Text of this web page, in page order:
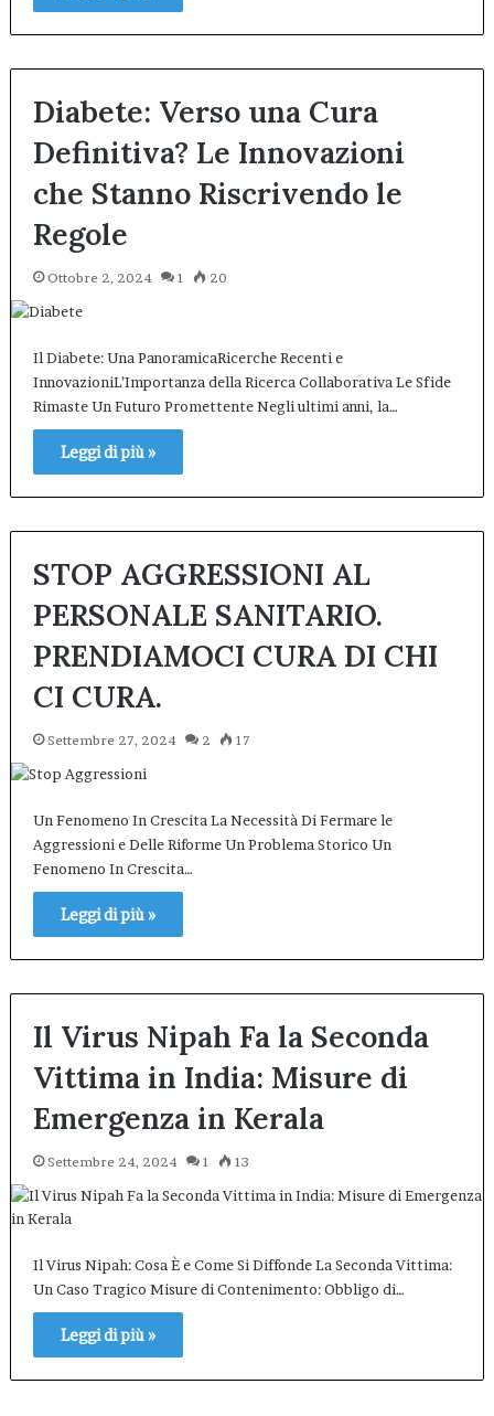
Diabete: Verso una Cura
Definitiva? Le Innovazioni
che Stanno Riscrivendo le
Regole
Ottobre 2, 2024 1 20
Il Diabete: Una PanoramicaRicerche Recenti e
InnovazioniL’Importanza della Ricerca Collaborativa Le Sfide
Rimaste Un Futuro Promettente Negli ultimi anni, la…
Leggi di più »
STOP AGGRESSIONI AL
PERSONALE SANITARIO.
PRENDIAMOCI CURA DI CHI
CI CURA.
Settembre 27, 2024 2 17
Un Fenomeno In Crescita La Necessità Di Fermare le
Aggressioni e Delle Riforme Un Problema Storico Un
Fenomeno In Crescita…
Leggi di più »
Il Virus Nipah Fa la Seconda
Vittima in India: Misure di
Emergenza in Kerala
Settembre 24, 2024 1 13
Il Virus Nipah: Cosa È e Come Si Diffonde La Seconda Vittima:
Un Caso Tragico Misure di Contenimento: Obbligo di…
Leggi di più »